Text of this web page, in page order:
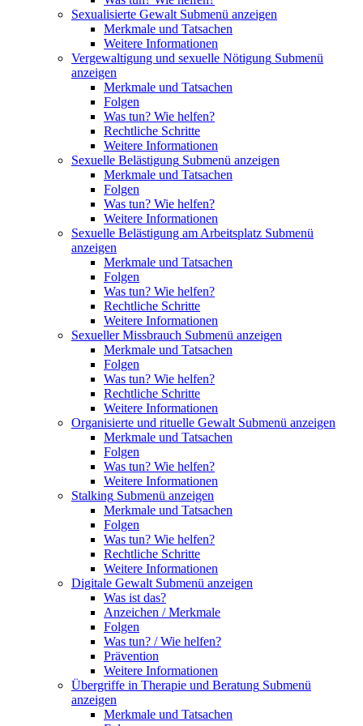
Sexualisierte Gewalt Submenü anzeigen
Merkmale und Tatsachen
Weitere Informationen
Vergewaltigung und sexuelle Nötigung Submenü
anzeigen
Merkmale und Tatsachen
Folgen
Was tun? Wie helfen?
Rechtliche Schritte
Weitere Informationen
Sexuelle Belästigung Submenü anzeigen
Merkmale und Tatsachen
Folgen
Was tun? Wie helfen?
Weitere Informationen
Sexuelle Belästigung am Arbeitsplatz Submenü
anzeigen
Merkmale und Tatsachen
Folgen
Was tun? Wie helfen?
Rechtliche Schritte
Weitere Informationen
Sexueller Missbrauch Submenü anzeigen
Merkmale und Tatsachen
Folgen
Was tun? Wie helfen?
Rechtliche Schritte
Weitere Informationen
Organisierte und rituelle Gewalt Submenü anzeigen
Merkmale und Tatsachen
Folgen
Was tun? Wie helfen?
Weitere Informationen
Stalking Submenü anzeigen
Merkmale und Tatsachen
Folgen
Was tun? Wie helfen?
Rechtliche Schritte
Weitere Informationen
Digitale Gewalt Submenü anzeigen
Was ist das?
Anzeichen / Merkmale
Folgen
Was tun? / Wie helfen?
Prävention
Weitere Informationen
Übergriffe in Therapie und Beratung Submenü
anzeigen
Merkmale und Tatsachen